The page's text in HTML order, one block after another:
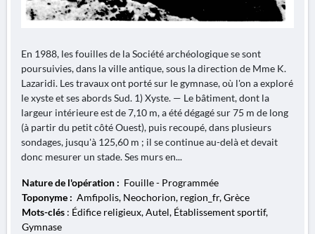
En 1988, les fouilles de la Société archéologique se sont
poursuivies, dans la ville antique, sous la direction de Mme K.
Lazaridi. Les travaux ont porté sur le gymnase, où l'on a exploré
le xyste et ses abords Sud. 1) Xyste. — Le bâtiment, dont la
largeur intérieure est de 7,10 m, a été dégagé sur 75 m de long
(à partir du petit côté Ouest), puis recoupé, dans plusieurs
sondages, jusqu'à 125,60 m ; il se continue au-delà et devait
donc mesurer un stade. Ses murs en...
Nature de l'opération : Fouille - Programmée
Toponyme : Amfipolis, Neochorion, region_fr, Grèce
Mots-clés : Édifice religieux, Autel, Établissement sportif,
Gymnase